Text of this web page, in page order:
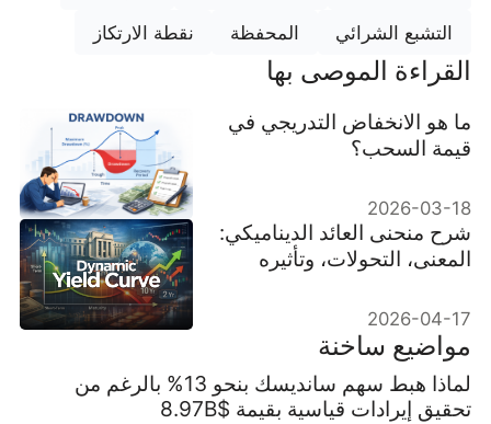
التشبع الشرائي المحفظة نقطة الارتكاز
القراءة الموصى بها
ما هو الانخفاض التدريجي في
قيمة السحب؟
2026-03-18
شرح منحنى العائد الديناميكي:
المعنى، التحولات، وتأثيره
2026-04-17
مواضيع ساخنة
لماذا هبط سهم سانديسك بنحو 13% بالرغم من
تحقيق إيرادات قياسية بقيمة $8.97B